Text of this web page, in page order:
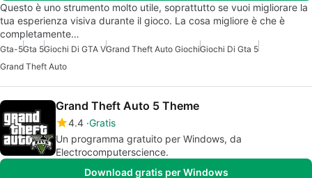
Questo è uno strumento molto utile, soprattutto se vuoi migliorare la
tua esperienza visiva durante il gioco. La cosa migliore è che è
completamente…
Gta-5Gta 5Giochi Di GTA VGrand Theft Auto GiochiGiochi Di Gta 5
Grand Theft Auto
Grand Theft Auto 5 Theme
4.4 Gratis
Un programma gratuito per Windows, da
Electrocomputerscience.
Download gratis per Windows